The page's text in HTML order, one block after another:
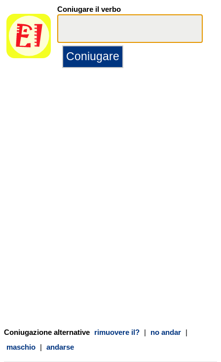
Coniugare il verbo
Coniugazione alternative rimuovere il? | no andar |
maschio | andarse